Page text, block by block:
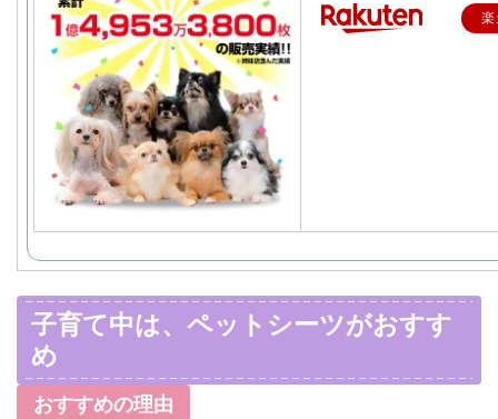
子育て中は、ペットシーツがおすす
め
おすすめの理由